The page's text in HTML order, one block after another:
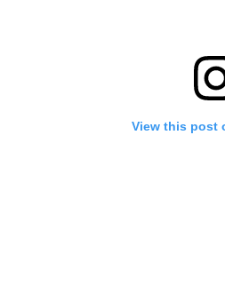
View this post